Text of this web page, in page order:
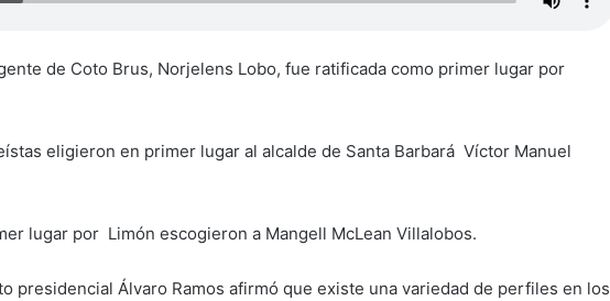
de Coto Brus, Norjelens Lobo, fue ratificada como primer lugar por
eligieron en primer lugar al alcalde de Santa Barbará Víctor Manuel
lugar por Limón escogieron a Mangell McLean Villalobos.
presidencial Álvaro Ramos afirmó que existe una variedad de perfiles en los